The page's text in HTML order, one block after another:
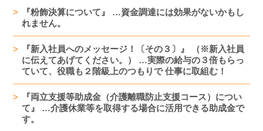
『粉飾決算について』 …資金調達には効果がないかもし
れません。
『新入社員へのメッセージ！〔その３〕』 （※新入社員
に伝えてあげてください。） …実際の給与の３倍もらっ
ていて、役職も２階級上のつもりで 仕事に取組む！
『両立支援等助成金（介護離職防止支援コース）につい
て』 …介護休業等を取得する場合に活用できる助成金で
す。